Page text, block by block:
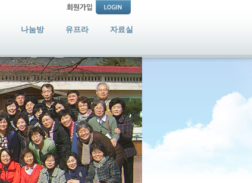
나눔방 유프라 자료실